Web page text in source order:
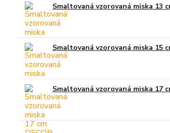
Smaltovaná vzorovaná miska 13
Smaltovaná vzorovaná miska 15
Smaltovaná vzorovaná miska 17